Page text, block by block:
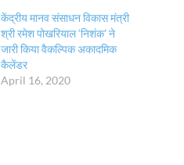
केंद्रीय मानव संसाधन विकास मंत्री
श्री रमेश पोखरियाल ‘निशंक’ ने
जारी किया वैकल्पिक अकादमिक
कैलेंडर
April 16, 2020